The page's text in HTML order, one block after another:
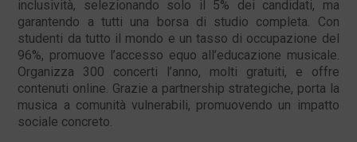
inclusività, selezionando solo il 5% dei candidati, ma
garantendo a tutti una borsa di studio completa. Con
studenti da tutto il mondo e un tasso di occupazione del
96%, promuove l’accesso equo all’educazione musicale.
Organizza 300 concerti l’anno, molti gratuiti, e offre
contenuti online. Grazie a partnership strategiche, porta la
musica a comunità vulnerabili, promuovendo un impatto
sociale concreto.